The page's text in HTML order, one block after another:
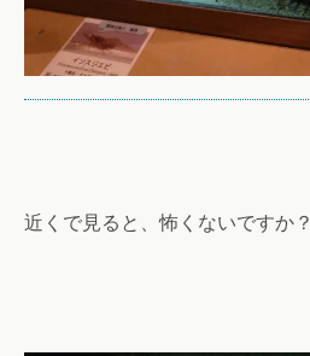
近くで見ると、怖くないですか？